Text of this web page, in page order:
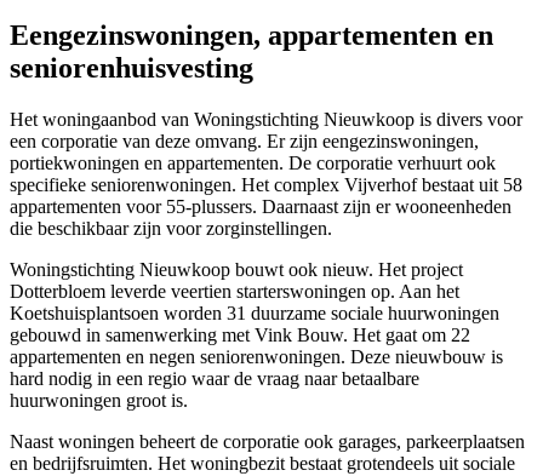
Eengezinswoningen, appartementen en
seniorenhuisvesting
Het woningaanbod van Woningstichting Nieuwkoop is divers voor
een corporatie van deze omvang. Er zijn eengezinswoningen,
portiekwoningen en appartementen. De corporatie verhuurt ook
specifieke seniorenwoningen. Het complex Vijverhof bestaat uit 58
appartementen voor 55-plussers. Daarnaast zijn er wooneenheden
die beschikbaar zijn voor zorginstellingen.
Woningstichting Nieuwkoop bouwt ook nieuw. Het project
Dotterbloem leverde veertien starterswoningen op. Aan het
Koetshuisplantsoen worden 31 duurzame sociale huurwoningen
gebouwd in samenwerking met Vink Bouw. Het gaat om 22
appartementen en negen seniorenwoningen. Deze nieuwbouw is
hard nodig in een regio waar de vraag naar betaalbare
huurwoningen groot is.
Naast woningen beheert de corporatie ook garages, parkeerplaatsen
en bedrijfsruimten. Het woningbezit bestaat grotendeels uit sociale